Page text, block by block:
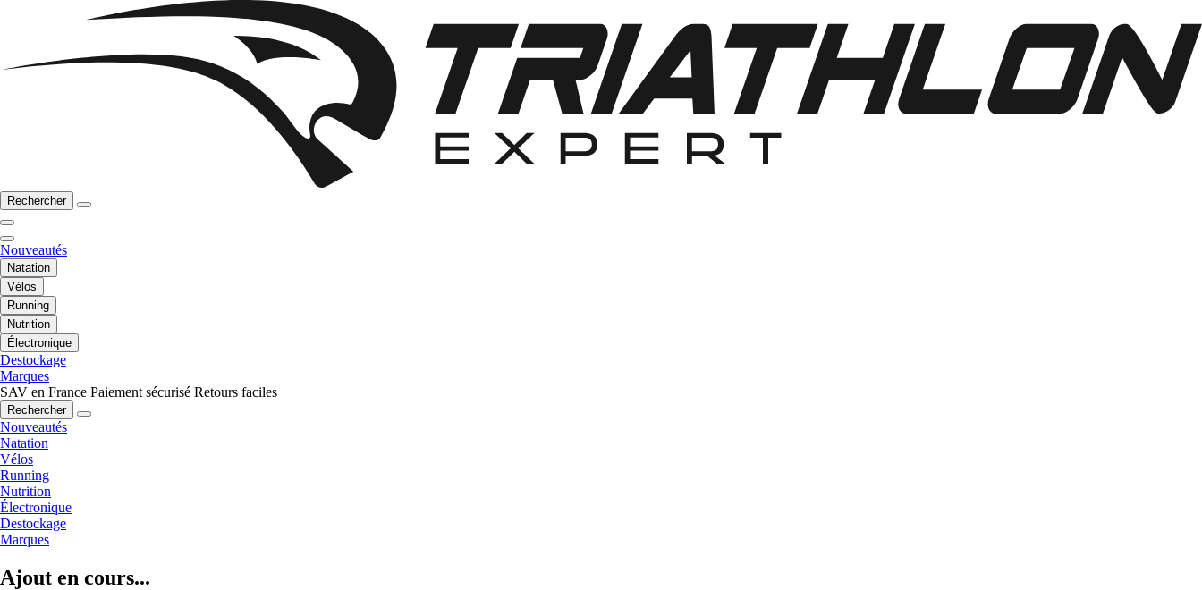
Rechercher
Nouveautés
Natation
Vélos
Running
Nutrition
Électronique
Destockage
Marques
SAV en France Paiement sécurisé Retours faciles
Rechercher
Nouveautés
Natation
Vélos
Running
Nutrition
Électronique
Destockage
Marques
Ajout en cours...